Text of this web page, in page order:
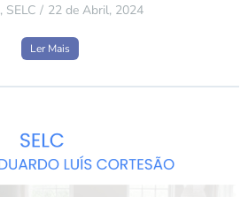
, SELC 22 de Abril, 2024
Ler Mais